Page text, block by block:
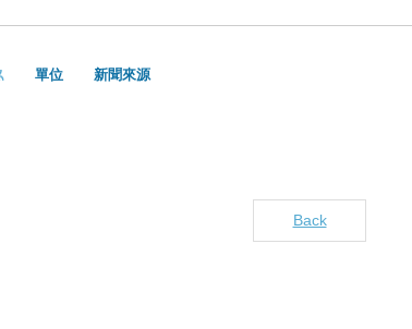
單位 新聞來源
Back